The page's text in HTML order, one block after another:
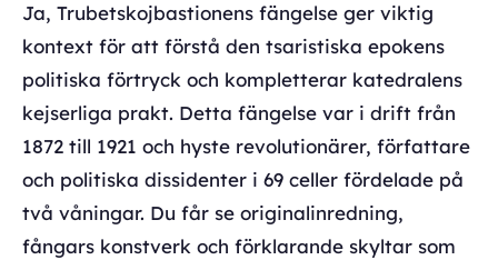
Ja, Trubetskojbastionens fängelse ger viktig
kontext för att förstå den tsaristiska epokens
politiska förtryck och kompletterar katedralens
kejserliga prakt. Detta fängelse var i drift från
1872 till 1921 och hyste revolutionärer, författare
och politiska dissidenter i 69 celler fördelade på
två våningar. Du får se originalinredning,
fångars konstverk och förklarande skyltar som